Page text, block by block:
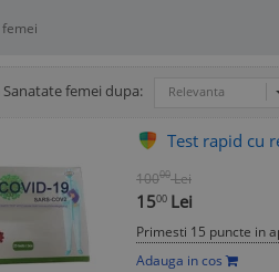
Sanatate femei dupa: Relevanta
Test rapid cu
10000 Lei
1500 Lei
Primesti 15 puncte in
Adauga in cos